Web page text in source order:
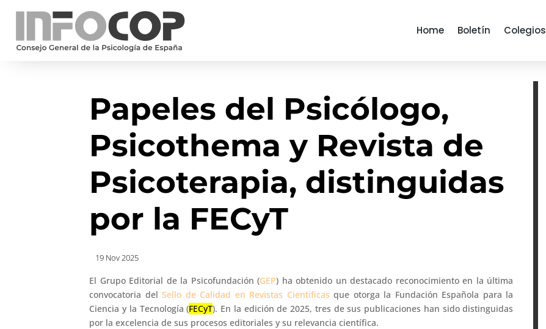
Home Boletín Colegios
Papeles del Psicólogo,
Psicothema y Revista de
Psicoterapia, distinguidas
por la FECyT
19 Nov 2025
El Grupo Editorial de la Psicofundación (GEP) ha obtenido un destacado reconocimiento en la última
convocatoria delSello de Calidad en Revistas Científicas que otorga la Fundación Española para la
Ciencia y la Tecnología (FECyT). En la edición de 2025, tres de sus publicaciones han sido distinguidas
por la excelencia de sus procesos editoriales y su relevancia científica.